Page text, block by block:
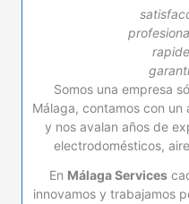
Somos una empresa
Málaga, contamos con
y nos avalan años de
electrodomésticos,
En Málaga Services
innovamos y trabajamos